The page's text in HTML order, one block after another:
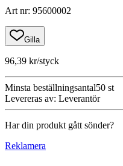
Art nr: 95600002
Gilla
96,39 kr/styck
Minsta beställningsantal50 st
Levereras av: Leverantör
Har din produkt gått sönder?
Reklamera